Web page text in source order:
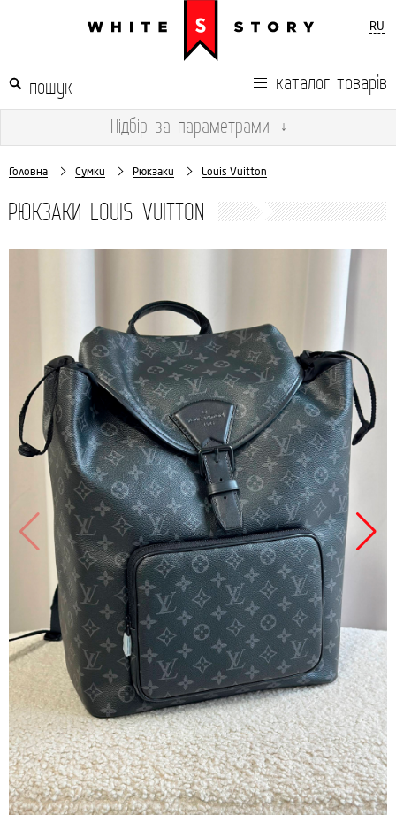
RU
каталог товарів
Підбір за параметрами ↓
Головна Сумки Рюкзаки Louis Vuitton
РЮКЗАКИ LOUIS VUITTON
Продано